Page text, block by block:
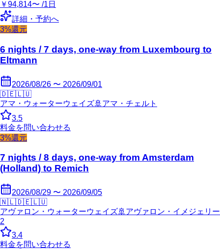
￥94,814〜 /1日
詳細・予約へ
3%還元
6 nights / 7 days, one-way from Luxembourg to
Eltmann
2026/08/26 〜 2026/09/01
🇩🇪🇱🇺
アマ・ウォーターウェイズ🚢 アマ・チェルト
3.5
料金を問い合わせる
3%還元
7 nights / 8 days, one-way from Amsterdam
(Holland) to Remich
2026/08/29 〜 2026/09/05
🇳🇱🇩🇪🇱🇺
アヴァロン・ウォーターウェイズ🚢 アヴァロン・イメジェリー
2
3.4
料金を問い合わせる